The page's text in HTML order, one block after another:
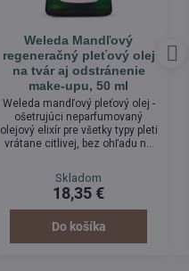
Weleda Mandľový
regeneračný pleťový olej
na tvár aj odstránenie
make-upu, 50 ml
Weleda mandľový pleťový olej -
ošetrujúci neparfumovaný
olejový elixír pre všetky typy pleti
vrátane citlivej, bez ohľadu na
parfumácie. BOHATÁ VÝŽIVA je
dostatočne jemná aj pre citlivú
pleť.
Skladom
18,35 €
Do košíka